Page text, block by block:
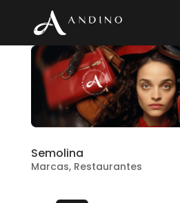
Semolina
Marcas, Restaurantes